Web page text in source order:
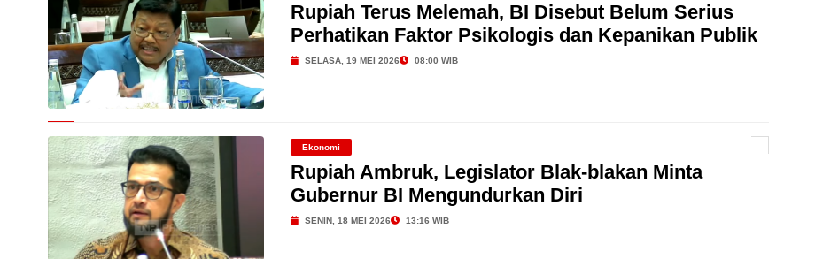
Rupiah Terus Melemah, BI Disebut Belum Serius
Perhatikan Faktor Psikologis dan Kepanikan Publik
SELASA, 19 MEI 2026 08:00 WIB
Ekonomi
Rupiah Ambruk, Legislator Blak-blakan Minta
Gubernur BI Mengundurkan Diri
SENIN, 18 MEI 2026 13:16 WIB